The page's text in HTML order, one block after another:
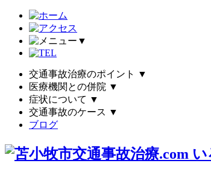
▼
交通事故治療のポイント
▼
医療機関との併院 ▼
症状について ▼
交通事故のケース ▼
ブログ